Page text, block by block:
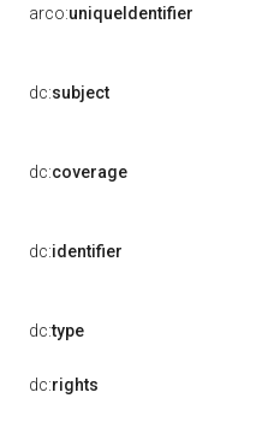
arco:uniqueIdentifier
dc:subject
dc:coverage
dc:identifier
dc:type
dc:rights